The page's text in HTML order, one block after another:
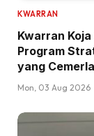
KWARRAN
Kwarran
Program
yang
Mon, 03 Aug 2026